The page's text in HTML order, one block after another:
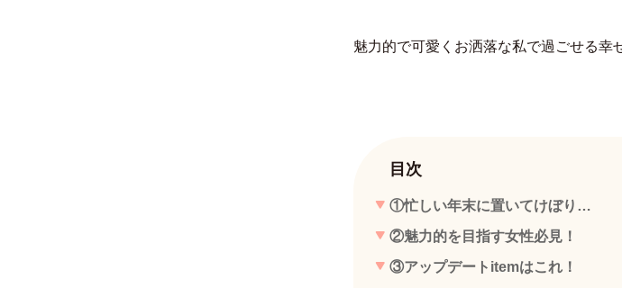
魅力的で可愛くお洒落な私で過ごせる幸
目次
①忙しい年末に置いてけぼり…
②魅力的を目指す女性必見！
③アップデートitemはこれ！